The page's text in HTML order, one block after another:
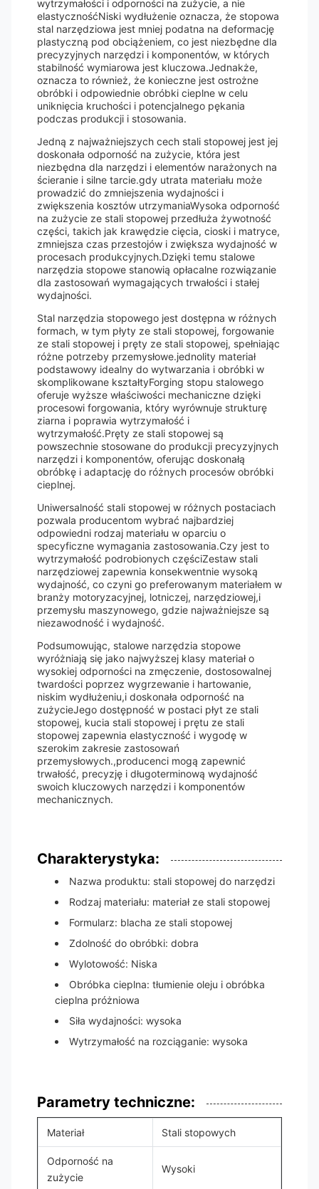
wytrzymałości i odporności na zużycie, a nie
elastycznośćNiski wydłużenie oznacza, że stopowa
stal narzędziowa jest mniej podatna na deformację
plastyczną pod obciążeniem, co jest niezbędne dla
precyzyjnych narzędzi i komponentów, w których
stabilność wymiarowa jest kluczowa.Jednakże,
oznacza to również, że konieczne jest ostrożne
obróbki i odpowiednie obróbki cieplne w celu
uniknięcia kruchości i potencjalnego pękania
podczas produkcji i stosowania.
Jedną z najważniejszych cech stali stopowej jest jej
doskonała odporność na zużycie, która jest
niezbędna dla narzędzi i elementów narażonych na
ścieranie i silne tarcie.gdy utrata materiału może
prowadzić do zmniejszenia wydajności i
zwiększenia kosztów utrzymaniaWysoka odporność
na zużycie ze stali stopowej przedłuża żywotność
części, takich jak krawędzie cięcia, cioski i matryce,
zmniejsza czas przestojów i zwiększa wydajność w
procesach produkcyjnych.Dzięki temu stalowe
narzędzia stopowe stanowią opłacalne rozwiązanie
dla zastosowań wymagających trwałości i stałej
wydajności.
Stal narzędzia stopowego jest dostępna w różnych
formach, w tym płyty ze stali stopowej, forgowanie
ze stali stopowej i pręty ze stali stopowej, spełniając
różne potrzeby przemysłowe.jednolity materiał
podstawowy idealny do wytwarzania i obróbki w
skomplikowane kształtyForging stopu stalowego
oferuje wyższe właściwości mechaniczne dzięki
procesowi forgowania, który wyrównuje strukturę
ziarna i poprawia wytrzymałość i
wytrzymałość.Pręty ze stali stopowej są
powszechnie stosowane do produkcji precyzyjnych
narzędzi i komponentów, oferując doskonałą
obróbkę i adaptację do różnych procesów obróbki
cieplnej.
Uniwersalność stali stopowej w różnych postaciach
pozwala producentom wybrać najbardziej
odpowiedni rodzaj materiału w oparciu o
specyficzne wymagania zastosowania.Czy jest to
wytrzymałość podrobionych częściZestaw stali
narzędziowej zapewnia konsekwentnie wysoką
wydajność, co czyni go preferowanym materiałem w
branży motoryzacyjnej, lotniczej, narzędziowej,i
przemysłu maszynowego, gdzie najważniejsze są
niezawodność i wydajność.
Podsumowując, stalowe narzędzia stopowe
wyróżniają się jako najwyższej klasy materiał o
wysokiej odporności na zmęczenie, dostosowalnej
twardości poprzez wygrzewanie i hartowanie,
niskim wydłużeniu,i doskonała odporność na
zużycieJego dostępność w postaci płyt ze stali
stopowej, kucia stali stopowej i prętu ze stali
stopowej zapewnia elastyczność i wygodę w
szerokim zakresie zastosowań
przemysłowych.,producenci mogą zapewnić
trwałość, precyzję i długoterminową wydajność
swoich kluczowych narzędzi i komponentów
mechanicznych.
Charakterystyka:
Nazwa produktu: stali stopowej do narzędzi
Rodzaj materiału: materiał ze stali stopowej
Formularz: blacha ze stali stopowej
Zdolność do obróbki: dobra
Wylotowość: Niska
Obróbka cieplna: tłumienie oleju i obróbka
cieplna próżniowa
Siła wydajności: wysoka
Wytrzymałość na rozciąganie: wysoka
Parametry techniczne:
Materiał Stali stopowych
Odporność na
zużycie
Wysoki